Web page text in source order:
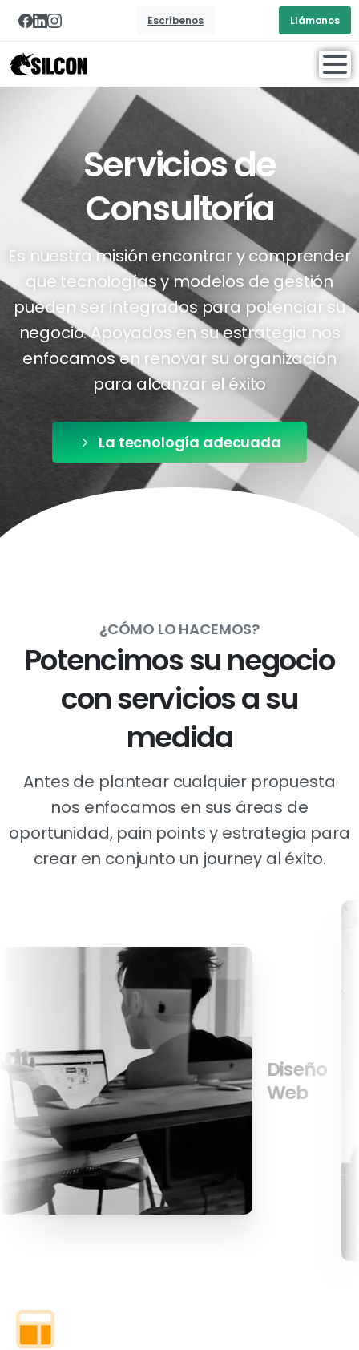
Escríbenos Llámanos
Servicios de
Consultoría
Es nuestra misión encontrar y comprender
que tecnologías y modelos de gestión
pueden ser integrados para potenciar su
negocio. Apoyados en su estrategia nos
enfocamos en renovar su organización
para alcanzar el éxito
La tecnología adecuada
¿CÓMO LO HACEMOS?
Potencimossunegocio
conserviciosasu
medida
Antes de plantear cualquier propuesta
nos enfocamos en sus áreas de
oportunidad, pain points y estrategia para
crear en conjunto un journey al éxito.
Diseño
Web